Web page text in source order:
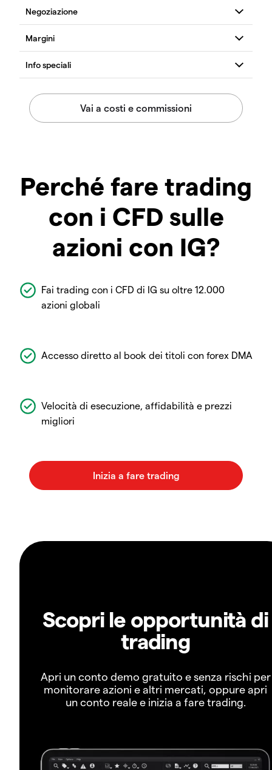
Perché fare trading
con i CFD sulle
azioni con IG?
Fai trading con i CFD di IG su oltre 12.000
azioni globali
Accesso diretto al book dei titoli con forex DMA
Velocità di esecuzione, affidabilità e prezzi
migliori
Scopri le opportunità di
trading
Apri un conto demo gratuito e senza rischi per
monitorare azioni e altri mercati, oppure apri
un conto reale e inizia a fare trading.